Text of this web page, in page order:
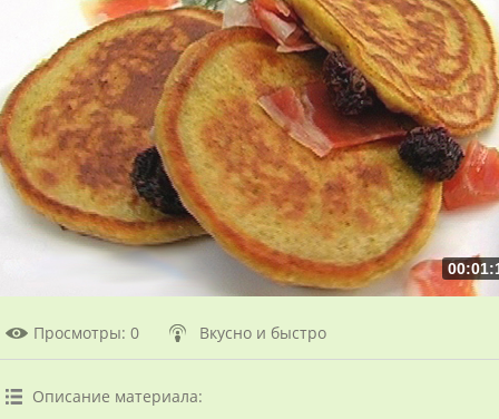
Просмотры: 0 Вкусно и быстро
Описание материала: